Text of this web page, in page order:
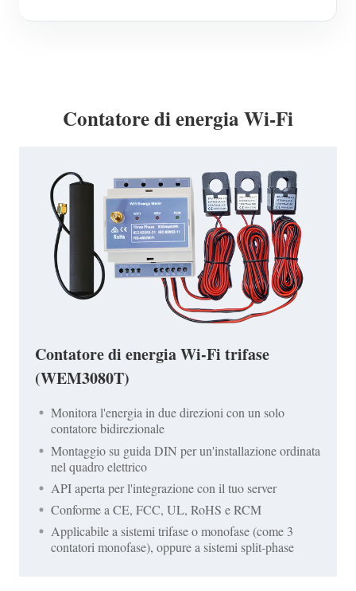
Contatore di energia Wi-Fi
Contatore di energia Wi-Fi trifase
(WEM3080T)
Monitora l'energia in due direzioni con un solo
contatore bidirezionale
Montaggio su guida DIN per un'installazione ordinata
nel quadro elettrico
API aperta per l'integrazione con il tuo server
Conforme a CE, FCC, UL, RoHS e RCM
Applicabile a sistemi trifase o monofase (come 3
contatori monofase), oppure a sistemi split-phase